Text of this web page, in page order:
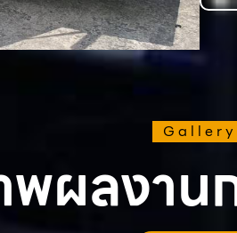
Gallery
ผลงาน